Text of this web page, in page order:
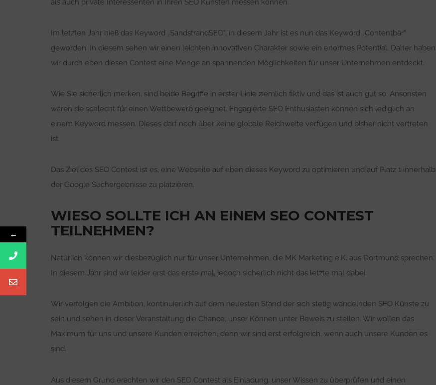
als auch private Interessenten in Ihren SEO Künsten messen können.
Im letzten Jahr hieß das Keyword „SandstrandSEO“, in diesem Jahr ist es nun das Keyword „Contentbär“
geworden. In diesem sehen wir einen leichten innovativen Charakter sowie ein enormes Potential. Daher haben
wir durch eben diesen Contest eine Menge an spannenden Möglichkeiten für unser Unternehmen entdeckt.
Wie Sie sicherlich merken, sind beide Begriffe in erster Linie ziemlich fiktiv und das ist auch gut so. Ansonsten
wären sie schlecht für einen Wettbewerb geeignet. Engagierte SEO Enthusiasten können sich lediglich an
einem Keyword messen. Dieses darf noch über keine globale Reichweite verfügen und bisher nicht vertreten
ist.
Das Ziel des SEO Contest ist es, eine Webseite auf eben dieses Keyword zu optimieren und auf Platz 1 innerhalb
der Google Suchergebnisse zu platzieren.
WIESO SOLLTE ICH AN EINEM SEO CONTEST
TEILNEHMEN?
Natürlich können wir diesbezüglich nur für unser Unternehmen, die MK Marketing e.K. aus Dortmund sprechen.
In diesem Jahr sind wir leider erst das erste mal, jedoch sicherlich nicht das letzte mal dabei.
Wir verfolgen die Ambition, kontinuierlich auf dem neuesten Stand der sich stetig wandelnden SEO Künste zu
sein und sehen in dieser Veranstaltung die Chance, unser Können unter Beweis zu stellen. Wir wollen das
Maximum für uns und unsere Kunden erreichen, denn wir sind erst erfolgreich, wenn auch unsere Kunden es
sind.
Aus diesem Grund erachten wir den SEO Contest als Einladung, unser Wissen zu überprüfen und einen
←